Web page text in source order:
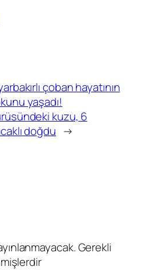
çoban hayatının
yaşadı!
kuzu, 6
doğdu →
Gerekli